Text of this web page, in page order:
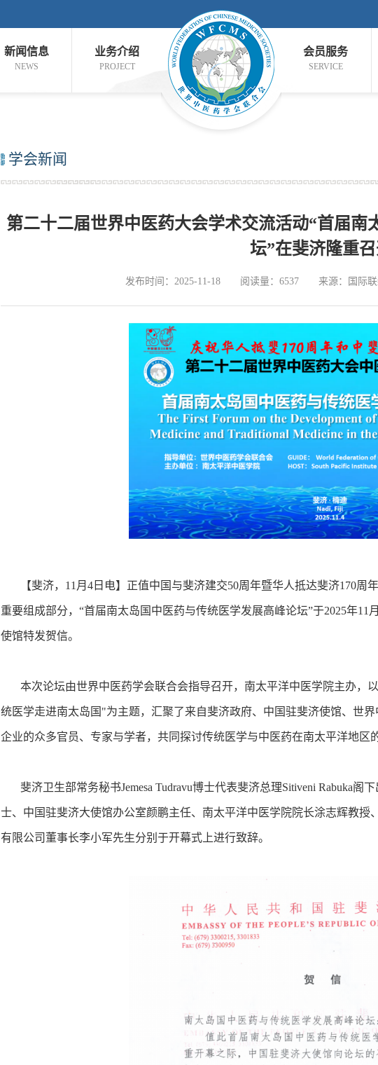
新闻信息
NEWS
业务介绍
PROJECT
会员服务
SERVICE
学会新闻
第二十二届世界中医药大会学术交流活动“首届南
坛”在斐济隆重
发布时间：2025-11-18 阅读量：6537 来源：国际
【斐济，11月4日电】正值中国与斐济建交50周年暨华人抵达斐济170周
重要组成部分，“首届南太岛国中医药与传统医学发展高峰论坛”于2025年
使馆特发贺信。
本次论坛由世界中医药学会联合会指导召开，南太平洋中医学院主办，
统医学走进南太岛国"为主题，汇聚了来自斐济政府、中国驻斐济使馆、世
企业的众多官员、专家与学者，共同探讨传统医学与中医药在南太平洋地区
斐济卫生部常务秘书Jemesa Tudravu博士代表斐济总理Sitiveni Rabuka阁
士、中国驻斐济大使馆办公室颜鹏主任、南太平洋中医学院院长涂志辉教
有限公司董事长李小军先生分别于开幕式上进行致辞。